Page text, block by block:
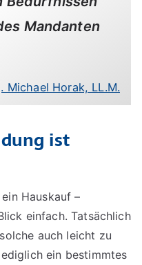
Mandanten
Michael Horak, LL.M.
ist
Hauskauf –
einfach. Tatsächlich
auch leicht zu
ein bestimmtes